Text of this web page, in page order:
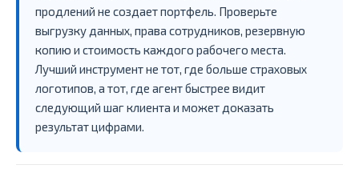
продлений не создает портфель. Проверьте
выгрузку данных, права сотрудников, резервную
копию и стоимость каждого рабочего места.
Лучший инструмент не тот, где больше страховых
логотипов, а тот, где агент быстрее видит
следующий шаг клиента и может доказать
результат цифрами.